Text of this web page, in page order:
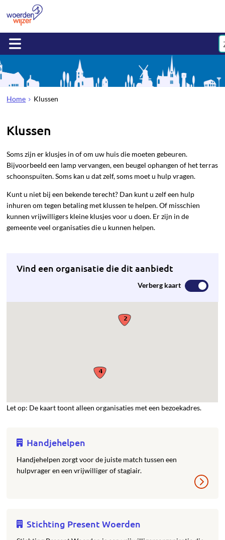
Home Klussen
Klussen
Soms zijn er klusjes in of om uw huis die moeten gebeuren.
Bijvoorbeeld een lamp vervangen, een beugel ophangen of het terras
schoonspuiten. Soms kan u dat zelf, soms moet u hulp vragen.
Kunt u niet bij een bekende terecht? Dan kunt u zelf een hulp
inhuren om tegen betaling met klussen te helpen. Of misschien
kunnen vrijwilligers kleine klusjes voor u doen. Er zijn in de
gemeente veel organisaties die u kunnen helpen.
Vind een organisatie die dit aanbiedt
Verberg kaart
Let op: De kaart toont alleen organisaties met een bezoekadres.
Handjehelpen
Handjehelpen zorgt voor de juiste match tussen een
hulpvrager en een vrijwilliger of stagiair.
Stichting Present Woerden